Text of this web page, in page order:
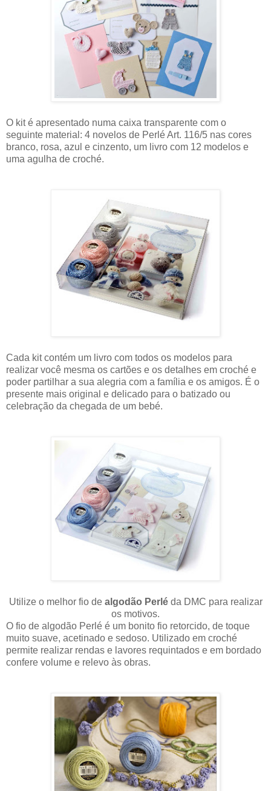
O kit é apresentado numa caixa transparente com o
seguinte material: 4 novelos de Perlé Art. 116/5 nas cores
branco, rosa, azul e cinzento, um livro com 12 modelos e
uma agulha de croché.
Cada kit contém um livro com todos os modelos para
realizar você mesma os cartões e os detalhes em croché e
poder partilhar a sua alegria com a família e os amigos. É o
presente mais original e delicado para o batizado ou
celebração da chegada de um bebé.
Utilize o melhor fio de algodão Perléda DMC para realizar
os motivos.
O fio de algodão Perlé é um bonito fio retorcido, de toque
muito suave, acetinado e sedoso. Utilizado em croché
permite realizar rendas e lavores requintados e em bordado
confere volume e relevo às obras.